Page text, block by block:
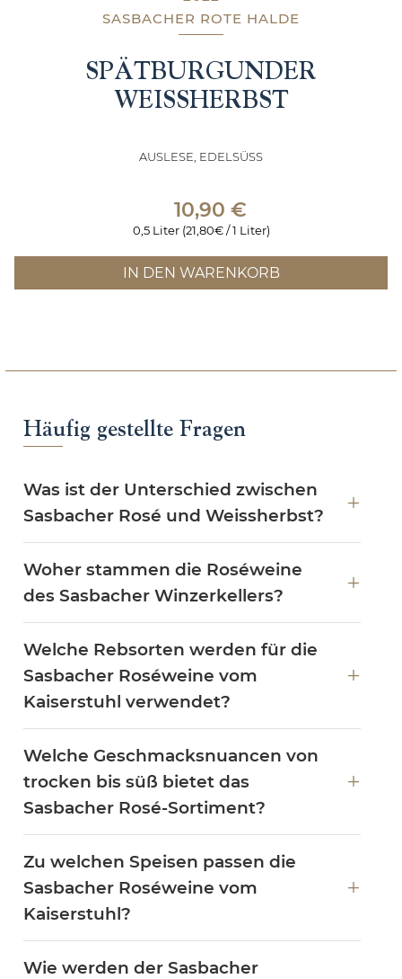
SASBACHER ROTE HALDE
SPÄTBURGUNDER
WEISSHERBST
AUSLESE, EDELSÜSS
10,90 €
0,5 Liter (21,80€ / 1 Liter)
IN DEN WARENKORB
Häufig gestellte Fragen
Was ist der Unterschied zwischen
Sasbacher Rosé und Weissherbst?
Woher stammen die Roséweine
des Sasbacher Winzerkellers?
Welche Rebsorten werden für die
Sasbacher Roséweine vom
Kaiserstuhl verwendet?
Welche Geschmacksnuancen von
trocken bis süß bietet das
Sasbacher Rosé-Sortiment?
Zu welchen Speisen passen die
Sasbacher Roséweine vom
Kaiserstuhl?
Wie werden der Sasbacher